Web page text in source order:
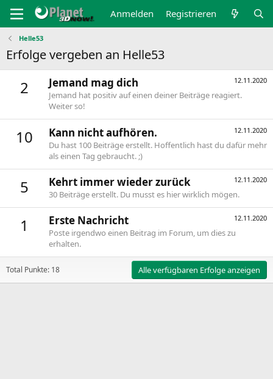
Anmelden Registrieren
Helle53
Erfolge vergeben an Helle53
2 12.11.2020
Jemand mag dich
Jemand hat positiv auf einen deiner Beiträge reagiert.
Weiter so!
10 12.11.2020
Kann nicht aufhören.
Du hast 100 Beiträge erstellt. Hoffentlich hast du dafür mehr
als einen Tag gebraucht. ;)
5 12.11.2020
Kehrt immer wieder zurück
30 Beiträge erstellt. Du musst es hier wirklich mögen.
1 12.11.2020
Erste Nachricht
Poste irgendwo einen Beitrag im Forum, um dies zu
erhalten.
Total Punkte: 18 Alle verfügbaren Erfolge anzeigen